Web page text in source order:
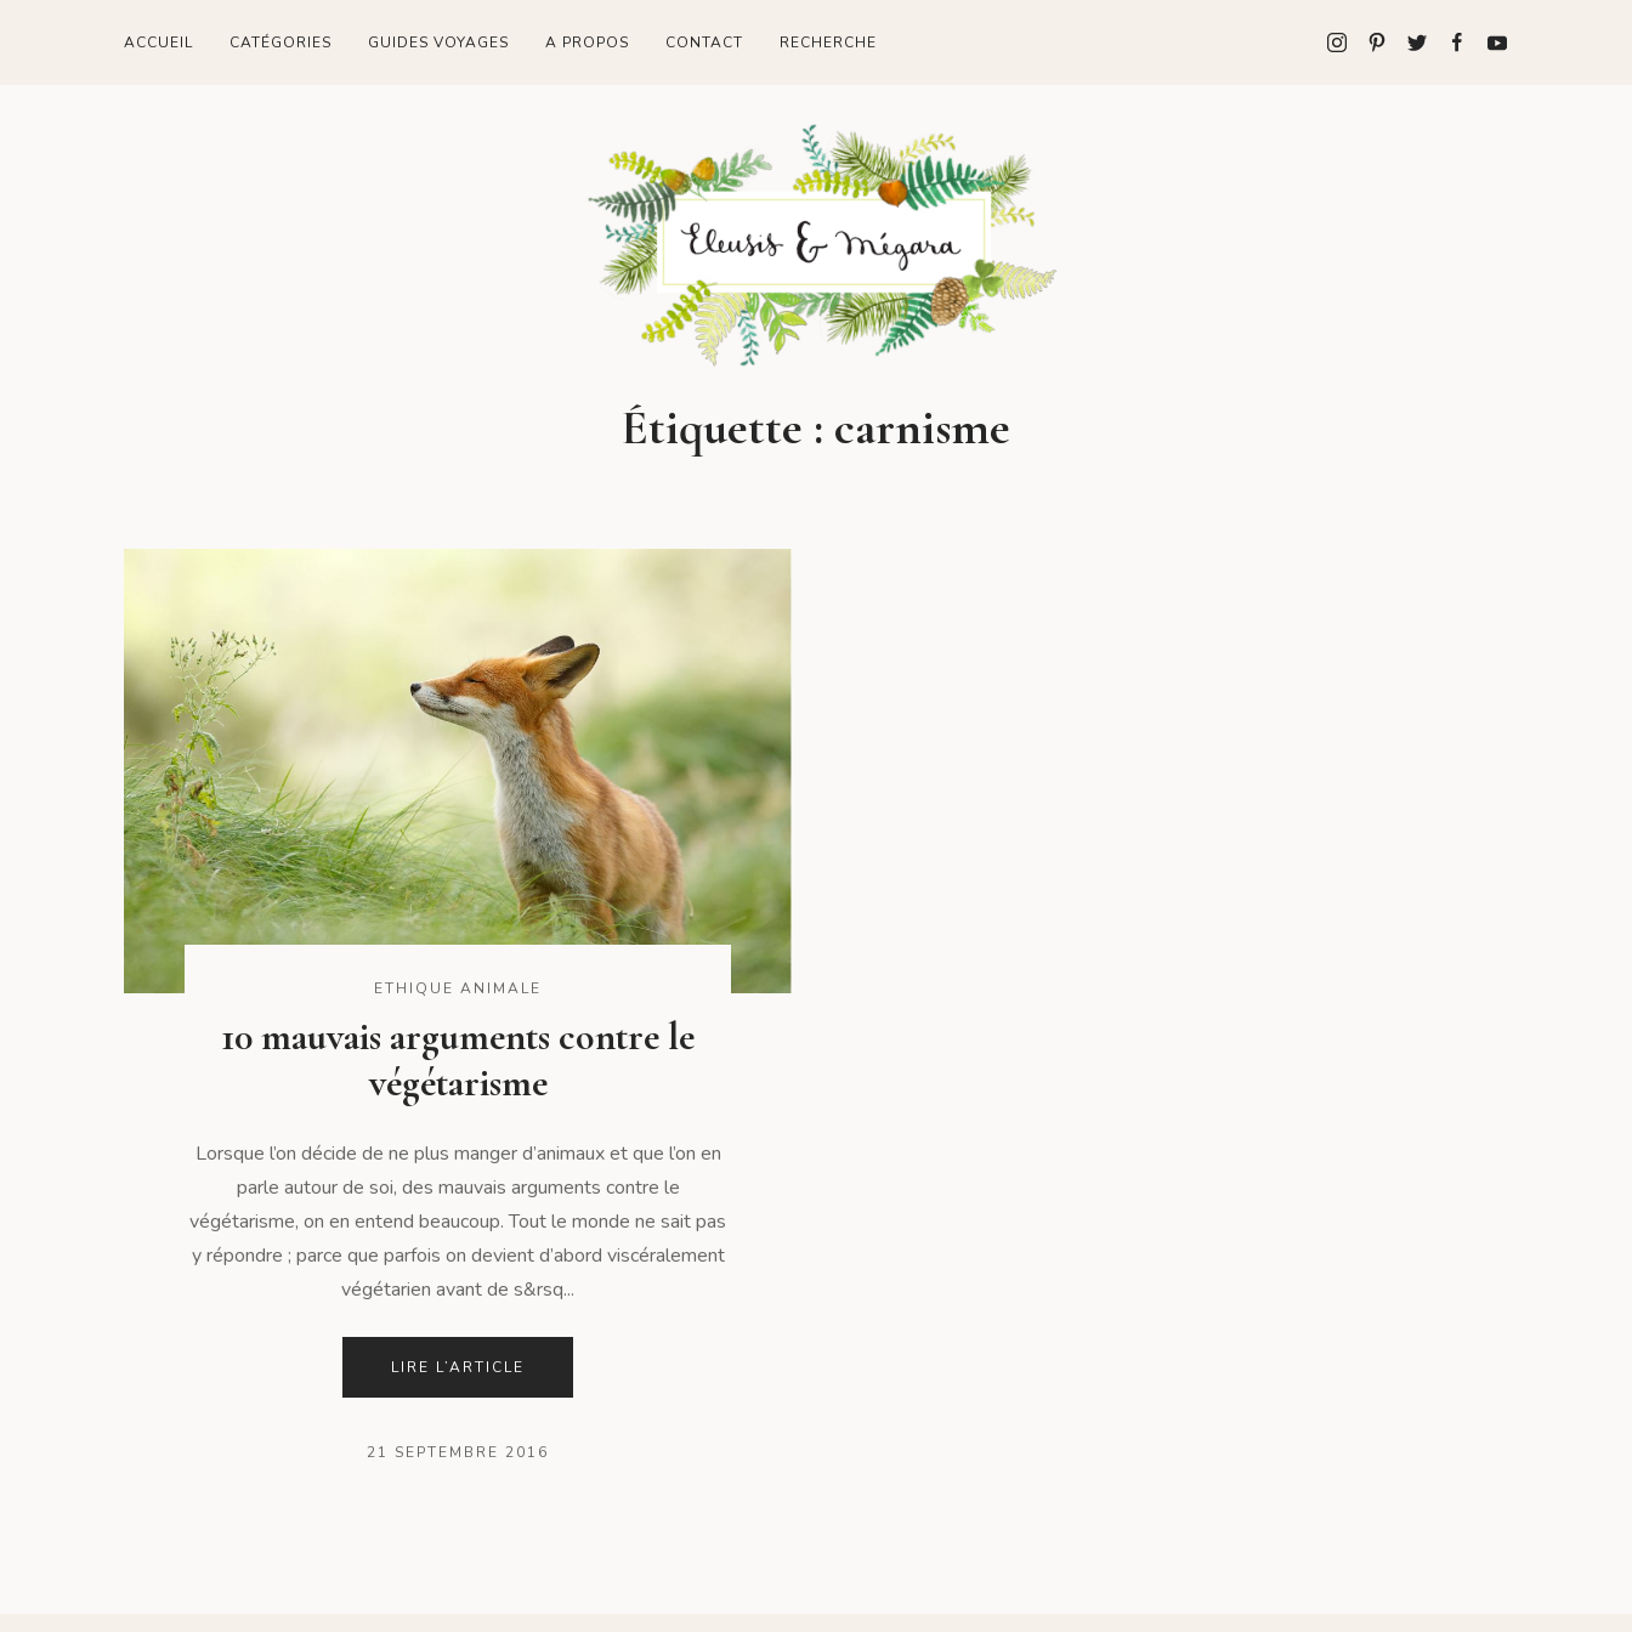
ACCUEIL CATÉGORIES GUIDES VOYAGES A PROPOS CONTACT RECHERCHE
Étiquette : carnisme
ETHIQUE ANIMALE
10 mauvais arguments contre le
végétarisme
Lorsque l’on décide de ne plus manger d’animaux et que l’on en
parle autour de soi, des mauvais arguments contre le
végétarisme, on en entend beaucoup. Tout le monde ne sait pas
y répondre ; parce que parfois on devient d’abord viscéralement
végétarien avant de s&rsq...
LIRE L’ARTICLE
21 SEPTEMBRE 2016